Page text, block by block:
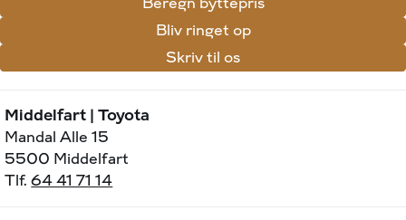
Bliv ringet op
Skriv til os
Middelfart | Toyota
Mandal Alle 15
5500 Middelfart
Tlf.64 41 71 14